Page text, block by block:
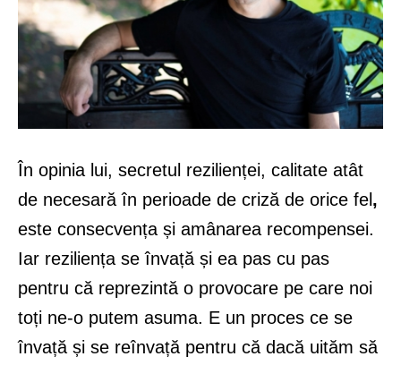
În opinia lui, secretul rezilienței, calitate atât
de necesară în perioade de criză de orice fel ,
este consecvența și amânarea recompensei.
Iar reziliența se învață și ea pas cu pas
pentru că reprezintă o provocare pe care noi
toți ne-o putem asuma. E un proces ce se
învață și se reînvață pentru că dacă uităm să